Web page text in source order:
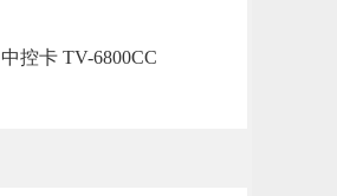
中控卡 TV-6800CC